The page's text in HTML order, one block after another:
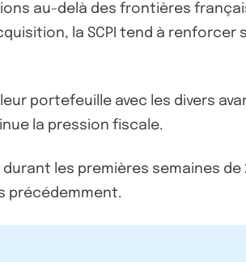
au-delà des frontières
la SCPI tend à
portefeuille avec les divers
la pression fiscale.
les premières semaines
précédemment.